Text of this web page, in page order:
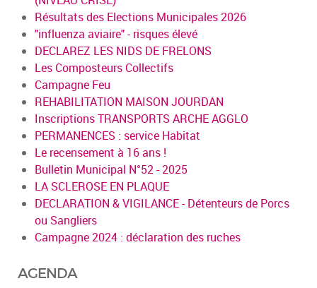
Résultats des Elections Municipales 2026
"influenza aviaire" - risques élevé
DECLAREZ LES NIDS DE FRELONS
Les Composteurs Collectifs
Campagne Feu
REHABILITATION MAISON JOURDAN
Inscriptions TRANSPORTS ARCHE AGGLO
PERMANENCES : service Habitat
Le recensement à 16 ans !
Bulletin Municipal N°52 - 2025
LA SCLEROSE EN PLAQUE
DECLARATION & VIGILANCE - Détenteurs de Porcs
ou Sangliers
Campagne 2024 : déclaration des ruches
AGENDA